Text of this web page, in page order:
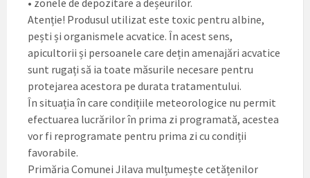
• zonele de depozitare a deșeurilor.
Atenție! Produsul utilizat este toxic pentru albine,
pești și organismele acvatice. În acest sens,
apicultorii și persoanele care dețin amenajări acvatice
sunt rugați să ia toate măsurile necesare pentru
protejarea acestora pe durata tratamentului.
În situația în care condițiile meteorologice nu permit
efectuarea lucrărilor în prima zi programată, acestea
vor fi reprogramate pentru prima zi cu condiții
favorabile.
Primăria Comunei Jilava mulțumește cetățenilor